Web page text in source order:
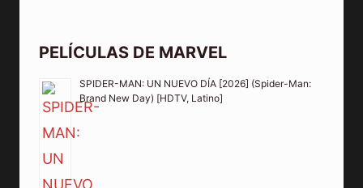
PELÍCULAS DE MARVEL
SPIDER-MAN: UN NUEVO DÍA [2026] (Spider-Man:
Brand New Day) [HDTV, Latino]